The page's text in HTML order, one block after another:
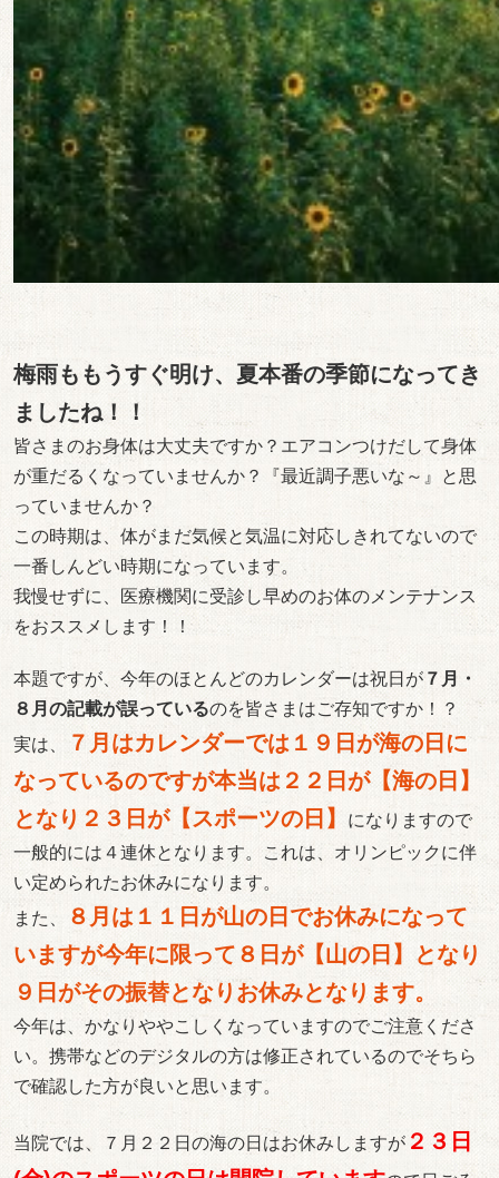
梅雨ももうすぐ明け、夏本番の季節になってき
ましたね！！
皆さまのお身体は大丈夫ですか？エアコンつけだして身体
が重だるくなっていませんか？『最近調子悪いな～』と思
っていませんか？
この時期は、体がまだ気候と気温に対応しきれてないので
一番しんどい時期になっています。
我慢せずに、医療機関に受診し早めのお体のメンテナンス
をおススメします！！
本題ですが、今年のほとんどのカレンダーは祝日が ７月・
８月の記載が誤っているのを皆さまはご存知ですか！？
実は、
７月はカレンダーでは１９日が海の日に
なっているのですが本当は２２日が【海の日】
となり２３日が【スポーツの日】
になりますので
一般的には４連休となります。これは、オリンピックに伴
い定められたお休みになります。
また、
８月は１１日が山の日でお休みになって
いますが今年に限って８日が【山の日】となり
９日がその振替となりお休みとなります。
今年は、かなりややこしくなっていますのでご注意くださ
い。携帯などのデジタルの方は修正されているのでそちら
で確認した方が良いと思います。
当院では、７月２２日の海の日はお休みしますが ２３日